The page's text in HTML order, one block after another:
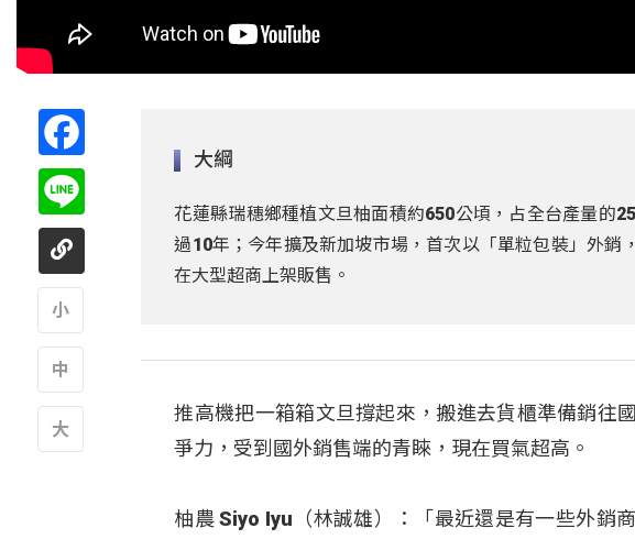
大綱
花蓮縣瑞穗鄉種植文旦柚面積約650公頃，占全台產量的
過10年；今年擴及新加坡市場，首次以「單粒包裝」外
在大型超商上架販售。
推高機把一箱箱文旦撐起來，搬進去貨櫃準備銷往
爭力，受到國外銷售端的青睞，現在買氣超高。
柚農 Siyo Iyu（林誠雄）：「最近還是有一些外銷